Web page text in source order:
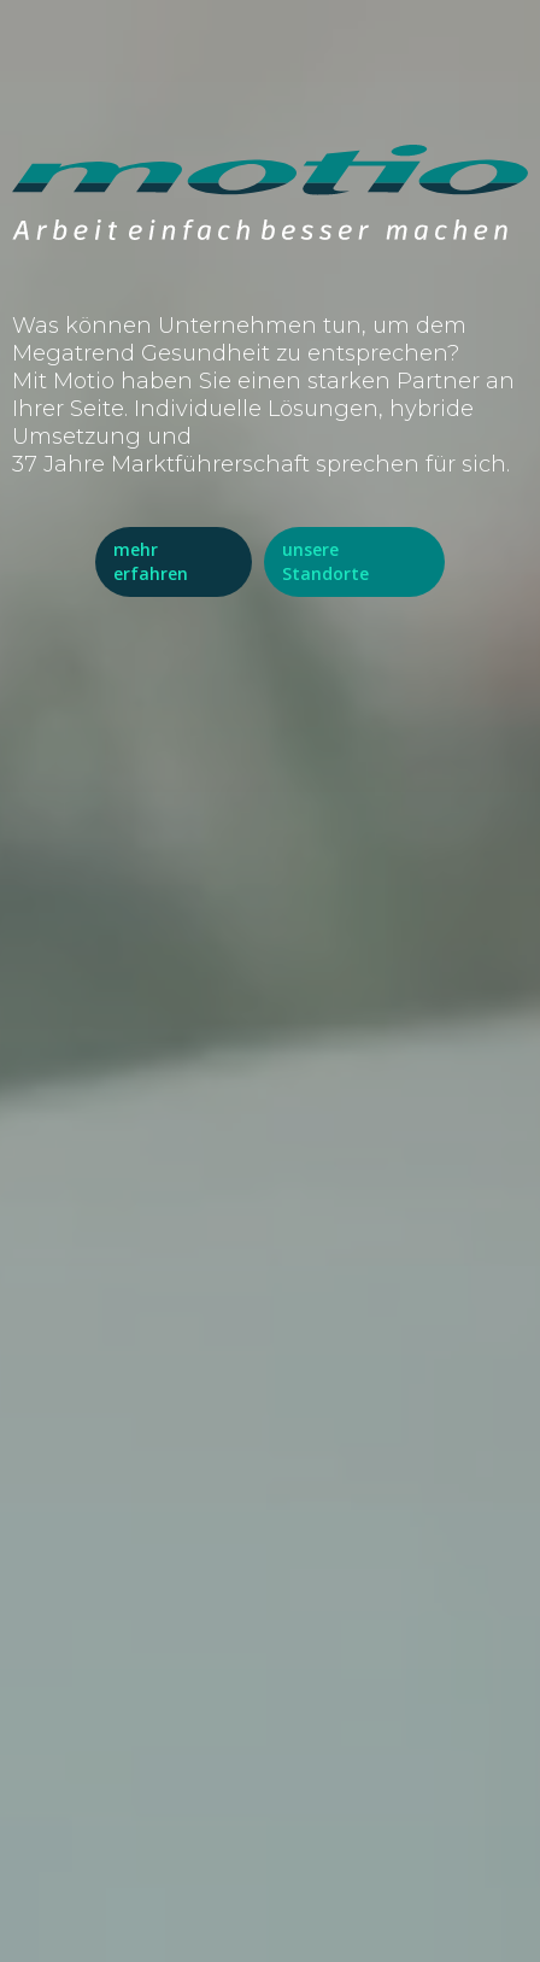
Was können Unternehmen tun, um dem
Megatrend Gesundheit zu entsprechen?
Mit Motio haben Sie einen starken Partner an
Ihrer Seite. Individuelle Lösungen, hybride
Umsetzung und
37 Jahre Marktführerschaft sprechen für sich.
mehr
erfahren
unsere
Standorte